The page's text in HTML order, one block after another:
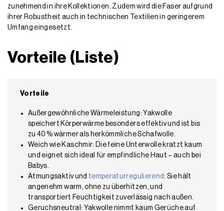
zunehmend in ihre Kollektionen. Zudem wird die Faser aufgrund
ihrer Robustheit auch in technischen Textilien in geringerem
Umfang eingesetzt.
Vorteile (Liste)
Vorteile
Außergewöhnliche Wärmeleistung: Yakwolle
speichert Körperwärme besonders effektiv und ist bis
zu 40 % wärmer als herkömmliche Schafwolle.
Weich wie Kaschmir: Die feine Unterwolle kratzt kaum
und eignet sich ideal für empfindliche Haut – auch bei
Babys.
Atmungsaktiv und temperaturregulierend: Sie hält
angenehm warm, ohne zu überhitzen, und
transportiert Feuchtigkeit zuverlässig nach außen.
Geruchsneutral: Yakwolle nimmt kaum Gerüche auf